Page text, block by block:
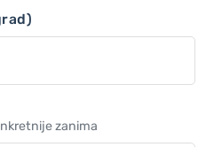
zanima